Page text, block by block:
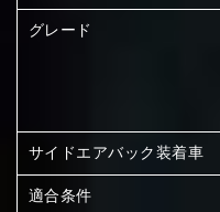
赤く塗られ
グレード
サイドエアバック装着車
適合条件